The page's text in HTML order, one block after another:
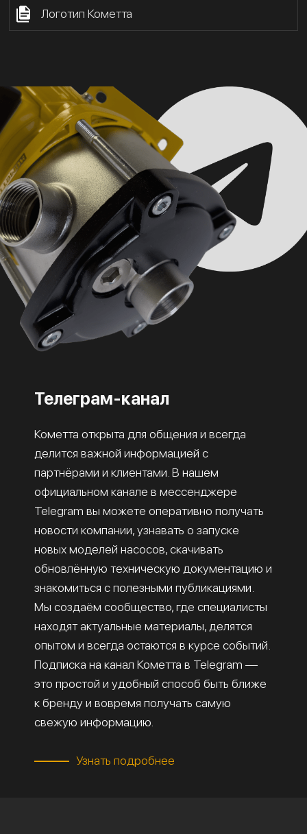
Логотип Кометта
Телеграм-канал
Кометта открыта для общения и всегда
делится важной информацией с
партнёрами и клиентами. В нашем
официальном канале в мессенджере
Telegram вы можете оперативно получать
новости компании, узнавать о запуске
новых моделей насосов, скачивать
обновлённую техническую документацию и
знакомиться с полезными публикациями.
Мы создаём сообщество, где специалисты
находят актуальные материалы, делятся
опытом и всегда остаются в курсе событий.
Подписка на канал Кометта в Telegram —
это простой и удобный способ быть ближе
к бренду и вовремя получать самую
свежую информацию.
Узнать подробнее